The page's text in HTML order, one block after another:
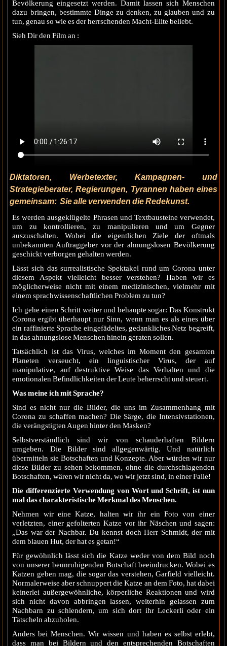
Bevölkerung eingesetzt werden. Damit lassen sich Menschen
dazu bringen, bestimmte Dinge zu denken, zu glauben und zu
tun, genau so wie es der herrschenden Macht-Elite beliebt.
Sieh Dir den Film an :
Diktatoren, Werbetexter, Kampagnen- und
Strategieberater, Regierungen, Tyrannen haben eines
gemeinsam: Sie alle verwenden die Redekunst.
Es werden ausgeklügelte Phrasen und Textbausteine verwendet,
um zu kontrollieren, zu manipulieren und um Gegner
auszuschalten. Wobei die eigentlichen Ziele der oftmals
unbekannten Auftraggeber vor der ahnungslosen Bevölkerung
geschickt verborgen gehalten werden.
Lässt sich das surrealistische Spektakel rund um Corona unter
diesem Aspekt vielleicht besser verstehen? Haben wir es
möglicherweise nicht mit einem medizinischen, vielmehr mit
einem sprachwissenschaftlichen Problem zu tun?
Ich gehe einen Schritt weiter und behaupte sogar: Das Konstrukt
Corona ergibt überhaupt nur Sinn, wenn man es als eines über
ein raffinierte Sprache eingefädeltes, gedankliches Netz begreift,
in das ahnungslose Menschen hinein geraten sollen.
Tatsächlich ist das Virus, welches im Moment den gesamten
Planeten verseucht, ein linguistischer Virus, der auf
manipulative, auf destruktive Weise das Verhalten und die
emotionalen Befindlichkeiten der Leute beherrscht und steuert.
Was meine ich mit Sprache?
Sind es nicht nur die Bilder, die uns im Zusammenhang mit
Corona zu schaffen machen? Die Särge, die Intensivstationen,
die verängstigten Augen hinter den Masken?
Selbstverständlich sind wir von schauderhaften Bildern
umgeben. Die Bilder sind allgegenwärtig. Und natürlich
übermitteln sie Botschaften und Konzepte. Aber würden wir nur
diese Bilder zu sehen bekommen, ohne die durchschlagenden
Botschaften, wären wir nicht da, wo wir jetzt sind, in einer Falle!
Die differenzierte Verwendung von Wort und Schrift, ist nun
mal das charakteristische Merkmal des Menschen.
Nehmen wir eine Katze, halten wir ihr ein Foto von einer
verletzten, einer gefolterten Katze vor ihr Näschen und sagen:
„Das war der Nachbar. Du kennst doch Herr Schmidt, der mit
dem blauen Hut, der hat es getan!“
Für gewöhnlich lässt sich die Katze weder von dem Bild noch
von unserer beunruhigenden Botschaft beeindrucken. Wobei es
Katzen geben mag, die sogar das verstehen, Garfield vielleicht.
Normalerweise aber schnuppert die Katze an dem Foto, hat dabei
keinerlei außergewöhnliche, körperliche Reaktionen und wird
sich nicht davon abbringen lassen, weiterhin gelassen zum
Nachbarn zu schlendern, um sich dort ihr Leckerli oder ein
Tätscheln abzuholen.
Anders bei Menschen. Wir wissen und haben es selbst erlebt,
dass man bei Bildern und den entsprechenden Botschaften